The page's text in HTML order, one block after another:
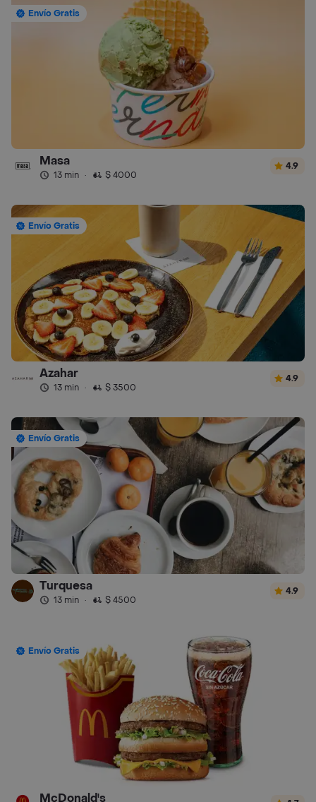
Envío Gratis
Masa
13 min · $ 4000
4.9
Envío Gratis
Azahar
13 min · $ 3500
4.9
Envío Gratis
Turquesa
13 min · $ 4500
4.9
Envío Gratis
McDonald's